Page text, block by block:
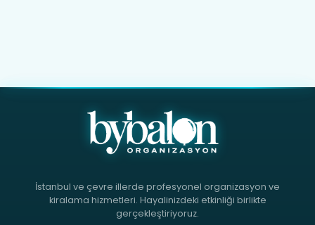
İstanbul ve çevre illerde profesyonel organizasyon ve
kiralama hizmetleri. Hayalinizdeki etkinliği birlikte
gerçekleştiriyoruz.